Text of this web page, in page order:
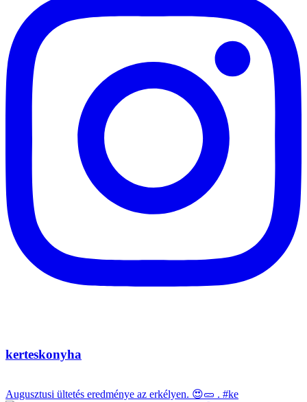
kerteskonyha
Augusztusi ültetés eredménye az erkélyen. 😍🥒 . #ke